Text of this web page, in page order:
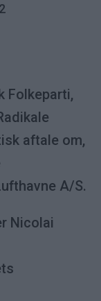
Folkeparti,
aftale om,
A/S.
Nicolai